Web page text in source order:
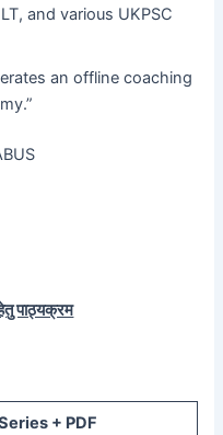
and various UKPSC
an offline coaching
पाठ्यक्रम
+ PDF